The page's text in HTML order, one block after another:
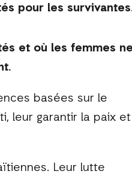
pour les
et où les femmes ne
basées sur le
leur garantir la paix et
Leur lutte